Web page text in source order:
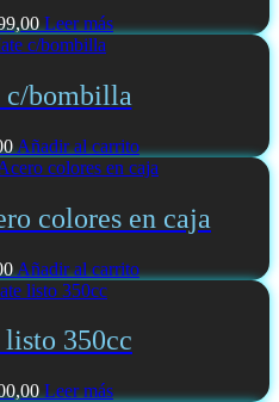
Leer más
c/bombilla
Añadir al carrito
colores en caja
Añadir al carrito
350cc
Leer más